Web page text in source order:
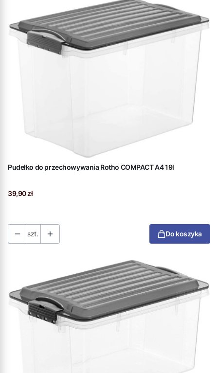
Pudełko do przechowywania Rotho COMPACT A4 19l
Cena
39,90 zł
szt. Do koszyka